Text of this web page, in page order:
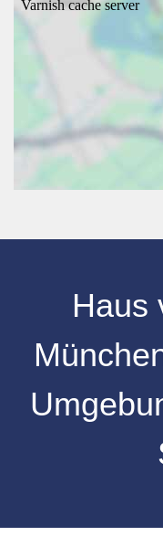
Haus